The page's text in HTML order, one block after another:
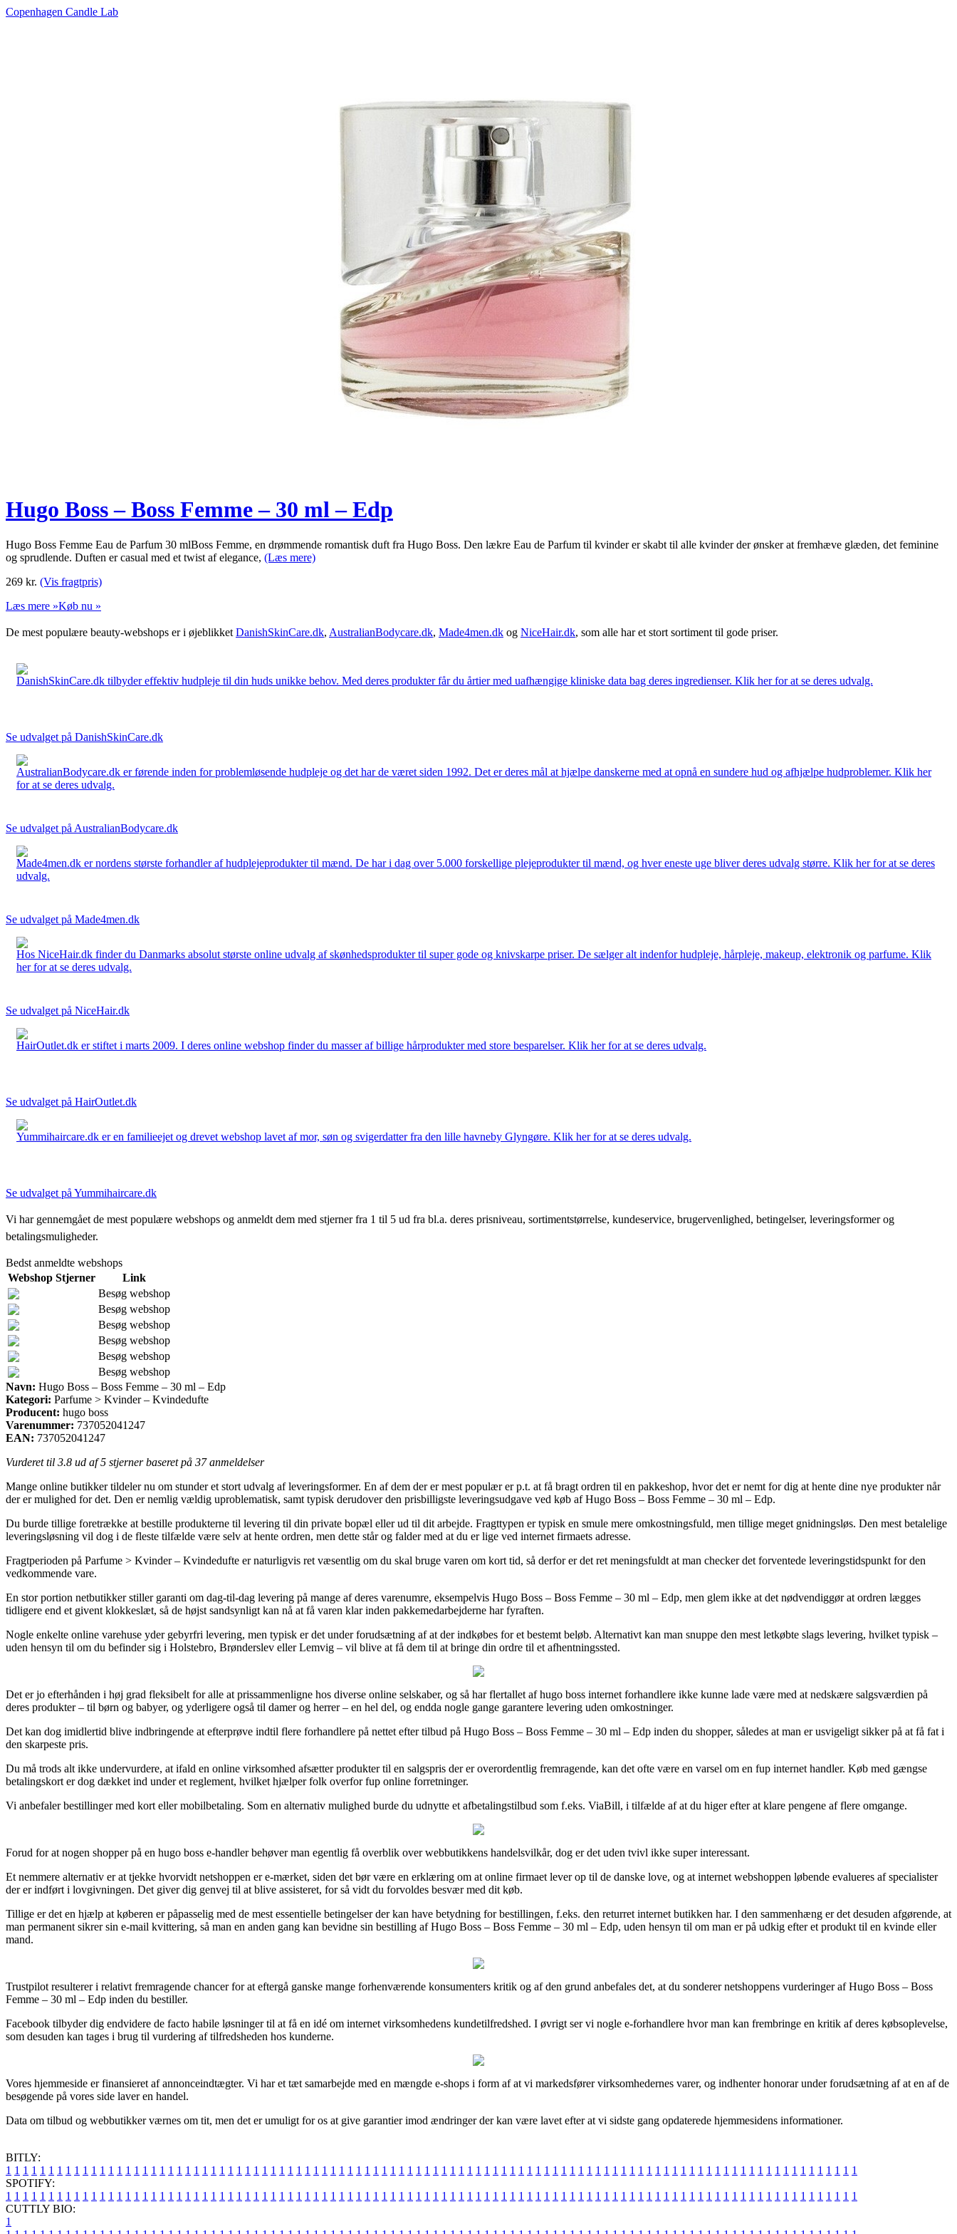
Copenhagen Candle Lab
Hugo Boss – Boss Femme – 30 ml – Edp
Hugo Boss Femme Eau de Parfum 30 mlBoss Femme, en drømmende romantisk duft fra Hugo Boss. Den lækre Eau de Parfum til kvinder er skabt til alle kvinder der ønsker at fremhæve glæden, det feminine
og sprudlende. Duften er casual med et twist af elegance, (Læs mere)
269 kr. (Vis fragtpris)
Læs mere »Køb nu »
De mest populære beauty-webshops er i øjeblikket DanishSkinCare.dk, AustralianBodycare.dk, Made4men.dk og NiceHair.dk, som alle har et stort sortiment til gode priser.
DanishSkinCare.dk tilbyder effektiv hudpleje til din huds unikke behov. Med deres produkter får du årtier med uafhængige kliniske data bag deres ingredienser. Klik her for at se deres udvalg.
Se udvalget på DanishSkinCare.dk
AustralianBodycare.dk er førende inden for problemløsende hudpleje og det har de været siden 1992. Det er deres mål at hjælpe danskerne med at opnå en sundere hud og afhjælpe hudproblemer. Klik her
for at se deres udvalg.
Se udvalget på AustralianBodycare.dk
Made4men.dk er nordens største forhandler af hudplejeprodukter til mænd. De har i dag over 5.000 forskellige plejeprodukter til mænd, og hver eneste uge bliver deres udvalg større. Klik her for at se deres
udvalg.
Se udvalget på Made4men.dk
Hos NiceHair.dk finder du Danmarks absolut største online udvalg af skønhedsprodukter til super gode og knivskarpe priser. De sælger alt indenfor hudpleje, hårpleje, makeup, elektronik og parfume. Klik
her for at se deres udvalg.
Se udvalget på NiceHair.dk
HairOutlet.dk er stiftet i marts 2009. I deres online webshop finder du masser af billige hårprodukter med store besparelser. Klik her for at se deres udvalg.
Se udvalget på HairOutlet.dk
Yummihaircare.dk er en familieejet og drevet webshop lavet af mor, søn og svigerdatter fra den lille havneby Glyngøre. Klik her for at se deres udvalg.
Se udvalget på Yummihaircare.dk
Vi har gennemgået de mest populære webshops og anmeldt dem med stjerner fra 1 til 5 ud fra bl.a. deres prisniveau, sortimentstørrelse, kundeservice, brugervenlighed, betingelser, leveringsformer og
betalingsmuligheder.
Bedst anmeldte webshops
Webshop Stjerner
Link
Besøg webshop
Besøg webshop
Besøg webshop
Besøg webshop
Besøg webshop
Besøg webshop
Navn: Hugo Boss – Boss Femme – 30 ml – Edp
Kategori: Parfume > Kvinder – Kvindedufte
Producent: hugo boss
Varenummer: 737052041247
EAN: 737052041247
Vurderet til 3.8 ud af 5 stjerner baseret på 37anmeldelser
Mange online butikker tildeler nu om stunder et stort udvalg af leveringsformer. En af dem der er mest populær er p.t. at få bragt ordren til en pakkeshop, hvor det er nemt for dig at hente dine nye produkter når
der er mulighed for det. Den er nemlig vældig uproblematisk, samt typisk derudover den prisbilligste leveringsudgave ved køb af Hugo Boss – Boss Femme – 30 ml – Edp.
Du burde tillige foretrække at bestille produkterne til levering til din private bopæl eller ud til dit arbejde. Fragttypen er typisk en smule mere omkostningsfuld, men tillige meget gnidningsløs. Den mest betalelige
leveringsløsning vil dog i de fleste tilfælde være selv at hente ordren, men dette står og falder med at du er lige ved internet firmaets adresse.
Fragtperioden på Parfume > Kvinder – Kvindedufte er naturligvis ret væsentlig om du skal bruge varen om kort tid, så derfor er det ret meningsfuldt at man checker det forventede leveringstidspunkt for den
vedkommende vare.
En stor portion netbutikker stiller garanti om dag-til-dag levering på mange af deres varenumre, eksempelvis Hugo Boss – Boss Femme – 30 ml – Edp, men glem ikke at det nødvendiggør at ordren lægges
tidligere end et givent klokkeslæt, så de højst sandsynligt kan nå at få varen klar inden pakkemedarbejderne har fyraften.
Nogle enkelte online varehuse yder gebyrfri levering, men typisk er det under forudsætning af at der indkøbes for et bestemt beløb. Alternativt kan man snuppe den mest letkøbte slags levering, hvilket typisk –
uden hensyn til om du befinder sig i Holstebro, Brønderslev eller Lemvig – vil blive at få dem til at bringe din ordre til et afhentningssted.
Det er jo efterhånden i høj grad fleksibelt for alle at prissammenligne hos diverse online selskaber, og så har flertallet af hugo boss internet forhandlere ikke kunne lade være med at nedskære salgsværdien på
deres produkter – til børn og babyer, og yderligere også til damer og herrer – en hel del, og endda nogle gange garantere levering uden omkostninger.
Det kan dog imidlertid blive indbringende at efterprøve indtil flere forhandlere på nettet efter tilbud på Hugo Boss – Boss Femme – 30 ml – Edp inden du shopper, således at man er usvigeligt sikker på at få fat i
den skarpeste pris.
Du må trods alt ikke undervurdere, at ifald en online virksomhed afsætter produkter til en salgspris der er overordentlig fremragende, kan det ofte være en varsel om en fup internet handler. Køb med gængse
betalingskort er dog dækket ind under et reglement, hvilket hjælper folk overfor fup online forretninger.
Vi anbefaler bestillinger med kort eller mobilbetaling. Som en alternativ mulighed burde du udnytte et afbetalingstilbud som f.eks. ViaBill, i tilfælde af at du higer efter at klare pengene af flere omgange.
Forud for at nogen shopper på en hugo boss e-handler behøver man egentlig få overblik over webbutikkens handelsvilkår, dog er det uden tvivl ikke super interessant.
Et nemmere alternativ er at tjekke hvorvidt netshoppen er e-mærket, siden det bør være en erklæring om at online firmaet lever op til de danske love, og at internet webshoppen løbende evalueres af specialister
der er indført i lovgivningen. Det giver dig genvej til at blive assisteret, for så vidt du forvoldes besvær med dit køb.
Tillige er det en hjælp at køberen er påpasselig med de mest essentielle betingelser der kan have betydning for bestillingen, f.eks. den returret internet butikken har. I den sammenhæng er det desuden afgørende, at
man permanent sikrer sin e-mail kvittering, så man en anden gang kan bevidne sin bestilling af Hugo Boss – Boss Femme – 30 ml – Edp, uden hensyn til om man er på udkig efter et produkt til en kvinde eller
mand.
Trustpilot resulterer i relativt fremragende chancer for at eftergå ganske mange forhenværende konsumenters kritik og af den grund anbefales det, at du sonderer netshoppens vurderinger af Hugo Boss – Boss
Femme – 30 ml – Edp inden du bestiller.
Facebook tilbyder dig endvidere de facto habile løsninger til at få en idé om internet virksomhedens kundetilfredshed. I øvrigt ser vi nogle e-forhandlere hvor man kan frembringe en kritik af deres købsoplevelse,
som desuden kan tages i brug til vurdering af tilfredsheden hos kunderne.
Vores hjemmeside er finansieret af annonceindtægter. Vi har et tæt samarbejde med en mængde e-shops i form af at vi markedsfører virksomhedernes varer, og indhenter honorar under forudsætning af at en af de
besøgende på vores side laver en handel.
Data om tilbud og webbutikker værnes om tit, men det er umuligt for os at give garantier imod ændringer der kan være lavet efter at vi sidste gang opdaterede hjemmesidens informationer.
BITLY:
1 1 1 1 1 1 1 1 1 1 1 1 1 1 1 1 1 1 1 1 1 1 1 1 1 1 1 1 1 1 1 1 1 1 1 1 1 1 1 1 1 1 1 1 1 1 1 1 1 1 1 1 1 1 1 1 1 1 1 1 1 1 1 1 1 1 1 1 1 1 1 1 1 1 1 1 1 1 1 1 1 1 1 1 1 1 1 1 1 1 1 1 1 1 1 1 1 1 1 1
SPOTIFY:
1 1 1 1 1 1 1 1 1 1 1 1 1 1 1 1 1 1 1 1 1 1 1 1 1 1 1 1 1 1 1 1 1 1 1 1 1 1 1 1 1 1 1 1 1 1 1 1 1 1 1 1 1 1 1 1 1 1 1 1 1 1 1 1 1 1 1 1 1 1 1 1 1 1 1 1 1 1 1 1 1 1 1 1 1 1 1 1 1 1 1 1 1 1 1 1 1 1 1 1
CUTTLY BIO:
1